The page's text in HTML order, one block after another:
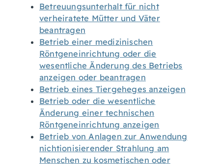
Betreuungsunterhalt für nicht
verheiratete Mütter und Väter
beantragen
Betrieb einer medizinischen
Röntgeneinrichtung oder die
wesentliche Änderung des Betriebs
anzeigen oder beantragen
Betrieb eines Tiergeheges anzeigen
Betrieb oder die wesentliche
Änderung einer technischen
Röntgeneinrichtung anzeigen
Betrieb von Anlagen zur Anwendung
nichtionisierender Strahlung am
Menschen zu kosmetischen oder